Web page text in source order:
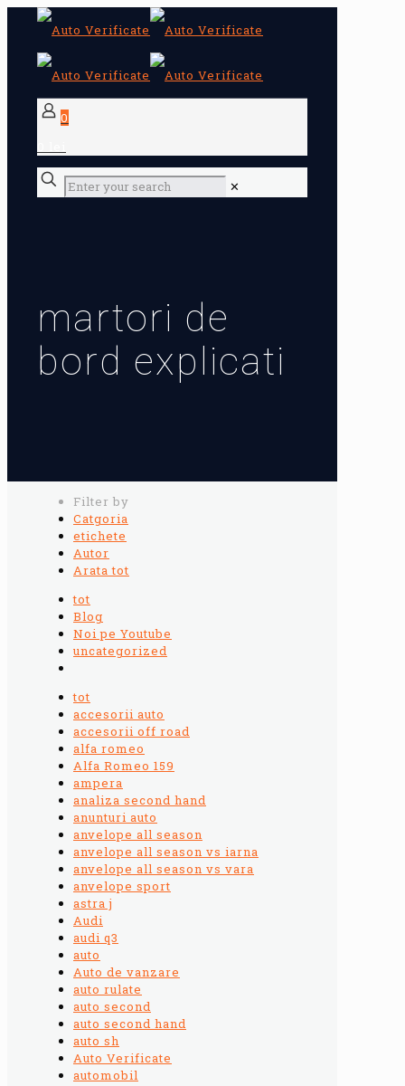
0
✕
martori de
bord explicati
Filter by
Catgoria
etichete
Autor
Arata tot
tot
Blog
Noi pe Youtube
uncategorized
tot
accesorii auto
accesorii off road
alfa romeo
Alfa Romeo 159
ampera
analiza second hand
anunturi auto
anvelope all season
anvelope all season vs iarna
anvelope all season vs vara
anvelope sport
astra j
Audi
audi q3
auto
Auto de vanzare
auto rulate
auto second
auto second hand
auto sh
Auto Verificate
automobil